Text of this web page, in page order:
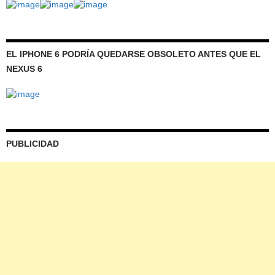
EL IPHONE 6 PODRÍA QUEDARSE OBSOLETO ANTES QUE EL
NEXUS 6
PUBLICIDAD